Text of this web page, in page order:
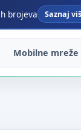
brojeva Saznaj
Mobilne mreže